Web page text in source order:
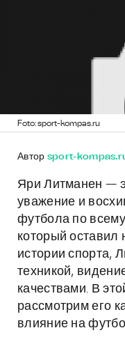
Foto: sport-kompas.ru
Автор sport-
Яри Литманен —
уважение и
футбола по
который оставил
истории спорта,
техникой,
качествами. В
рассмотрим его
влияние на